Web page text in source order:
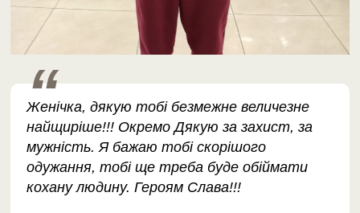
Женічка, дякую тобі безмежне величезне
найщиріше!!! Окремо Дякую за захист, за
мужність. Я бажаю тобі скорішого
одужання, тобі ще треба буде обіймати
кохану людину. Героям Слава!!!